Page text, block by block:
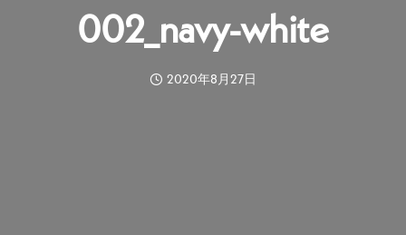
002_navy-white
2020年8月27日